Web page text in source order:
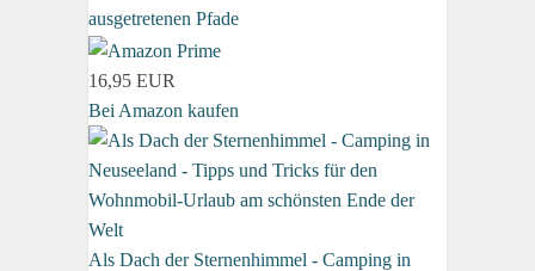
ausgetretenen Pfade
16,95 EUR
Bei Amazon kaufen
Als Dach der Sternenhimmel - Camping in